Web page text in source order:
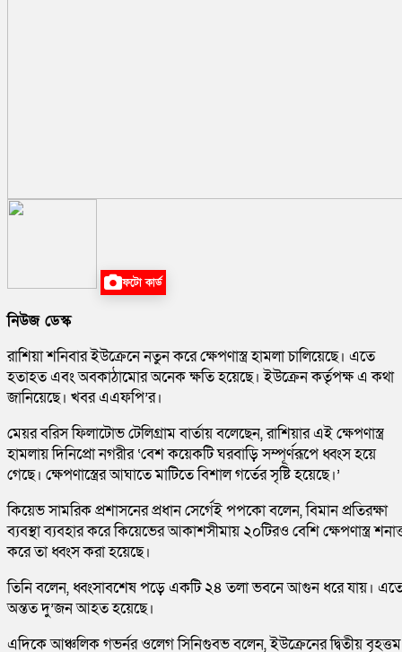
ফটো কার্ড
নিউজ ডেস্ক
রাশিয়া শনিবার ইউক্রেনে নতুন করে ক্ষেপণাস্ত্র হামলা চালিয়েছে। এতে
হতাহত এবং অবকাঠামোর অনেক ক্ষতি হয়েছে। ইউক্রেন কর্তৃপক্ষ এ কথা
জানিয়েছে। খবর এএফপি’র।
মেয়র বরিস ফিলাটোভ টেলিগ্রাম বার্তায় বলেছেন, রাশিয়ার এই ক্ষেপণাস্ত্র
হামলায় দিনিপ্রো নগরীর ‘বেশ কয়েকটি ঘরবাড়ি সম্পূর্ণরূপে ধ্বংস হয়ে
গেছে। ক্ষেপণাস্ত্রের আঘাতে মাটিতে বিশাল গর্তের সৃষ্টি হয়েছে।’
কিয়েভ সামরিক প্রশাসনের প্রধান সের্গেই পপকো বলেন, বিমান প্রতিরক্ষা
ব্যবস্থা ব্যবহার করে কিয়েভের আকাশসীমায় ২০টিরও বেশি ক্ষেপণাস্ত্র
করে তা ধ্বংস করা হয়েছে।
তিনি বলেন, ধ্বংসাবশেষ পড়ে একটি ২৪ তলা ভবনে আগুন ধরে যায়।
অন্তত দু’জন আহত হয়েছে।
এদিকে আঞ্চলিক গভর্নর ওলেগ সিনিগুবভ বলেন, ইউক্রেনের দ্বিতীয় বৃহত্তম